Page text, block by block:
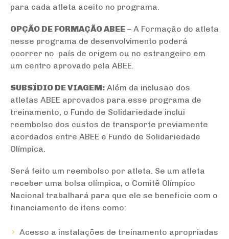
para cada atleta aceito no programa.
OPÇÃO DE FORMAÇÃO ABEE – A Formação do atleta
nesse programa de desenvolvimento poderá
ocorrer no país de origem ou no estrangeiro em
um centro aprovado pela ABEE.
SUBSÍDIO DE VIAGEM: Além da inclusão dos
atletas ABEE aprovados para esse programa de
treinamento, o Fundo de Solidariedade inclui
reembolso dos custos de transporte previamente
acordados entre ABEE e Fundo de Solidariedade
Olímpica.
Será feito um reembolso por atleta. Se um atleta
receber uma bolsa olímpica, o Comitê Olímpico
Nacional trabalhará para que ele se beneficie com o
financiamento de itens como:
Acesso a instalações de treinamento apropriadas